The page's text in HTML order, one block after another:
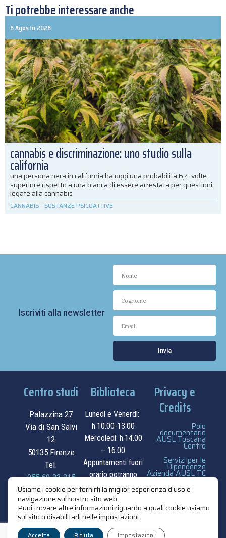
Ti potrebbe interessare anche
6 Agosto 2026
cannabis e discriminazione: uno studio sulla
california
una persona nera in california ha oggi una probabilità 6,4 volte
superiore rispetto a una bianca di essere arrestata per questioni
legate alla cannabis
CANNABIS - SOSTANZE PSICOATTIVE
Iscriviti alla newsletter
Invia
Centro studi
Palazzina 27
Via di San Salvi
12
50135 Firenze
Tel.
055.69.33.315
contatti
Biblioteca
Lunedì e Venerdì:
h.10.00-13.00
Mercoledì: h.14.00
– 16.00
Appuntamenti fuori
orario potranno
essere
concordati su
appuntamento.
contatti
Privacy e
Credits
Polo
documentario
AUSL Toscana
Centro
Servizi per le
Dipendenze
Azienda AUSL TC
privacy e cookie
Usiamo i cookie per fornirti la miglior esperienza d'uso e
navigazione sul nostro sito web.
Puoi trovare altre informazioni riguardo a quali cookie usiamo
sul sito o disabilitarli nelleimpostazioni.
Accetta Rifiuta Impostazioni